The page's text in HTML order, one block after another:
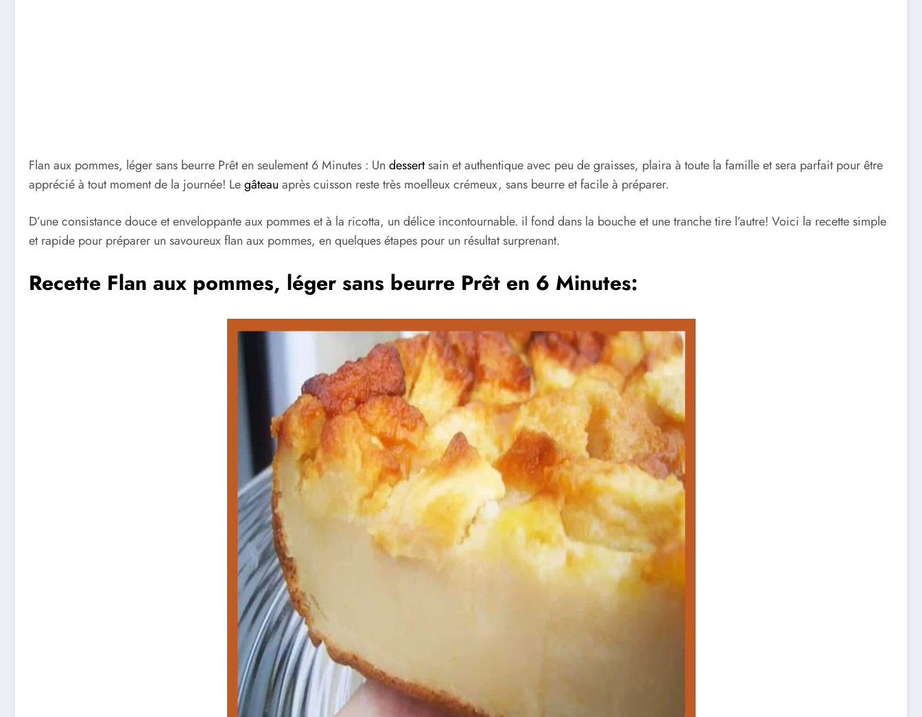
Flan aux pommes, léger sans beurre Prêt en seulement 6 Minutes : Un dessertsain et authentique avec peu de graisses, plaira à toute la famille et sera parfait pour être
apprécié à tout moment de la journée! Legâteau après cuisson reste très moelleux crémeux, sans beurre et facile à préparer.
D’une consistance douce et enveloppante aux pommes et à la ricotta, un délice incontournable. il fond dans la bouche et une tranche tire l’autre! Voici la recette simple
et rapide pour préparer un savoureux flan aux pommes, en quelques étapes pour un résultat surprenant.
Recette Flan aux pommes, léger sans beurre Prêt en 6 Minutes: